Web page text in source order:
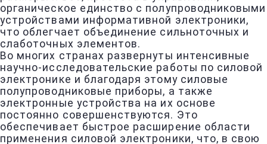
органическое единство с полупроводниковыми
устройствами информативной электроники,
что облегчает объединение сильноточных и
слаботочных элементов.
Во многих странах развернуты интенсивные
научно-исследовательские работы по силовой
электронике и благодаря этому силовые
полупроводниковые приборы, а также
электронные устройства на их основе
постоянно совершенствуются. Это
обеспечивает быстрое расширение области
применения силовой электроники, что, в свою